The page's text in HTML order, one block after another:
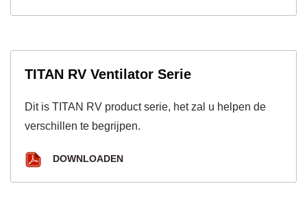
TITAN RV Ventilator Serie
Dit is TITAN RV product serie, het zal u helpen de
verschillen te begrijpen.
DOWNLOADEN